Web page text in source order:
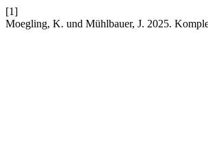
[1]
Moegling, K. und Mühlbauer, J. 2025.